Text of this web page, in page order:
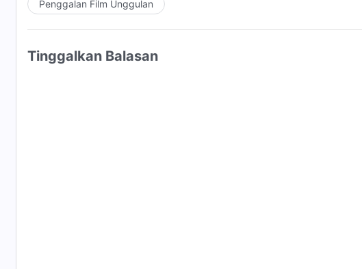
Penggalan Film Unggulan
Tinggalkan Balasan